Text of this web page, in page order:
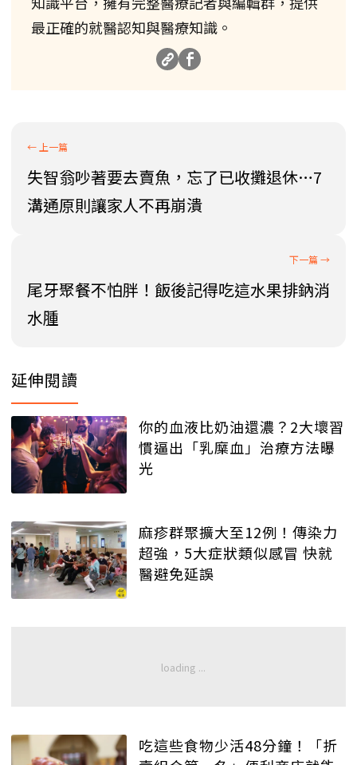
最正確的就醫認知與醫療知識。
失智翁吵著要去賣魚，忘了已收攤退休…7
溝通原則讓家人不再崩潰
尾牙聚餐不怕胖！飯後記得吃這水果排鈉消
水腫
延伸閱讀
你的血液比奶油還濃？2大壞習
慣逼出「乳糜血」治療方法曝
光
麻疹群聚擴大至12例！傳染力
超強，5大症狀類似感冒 快就
醫避免延誤
吃這些食物少活48分鐘！「折